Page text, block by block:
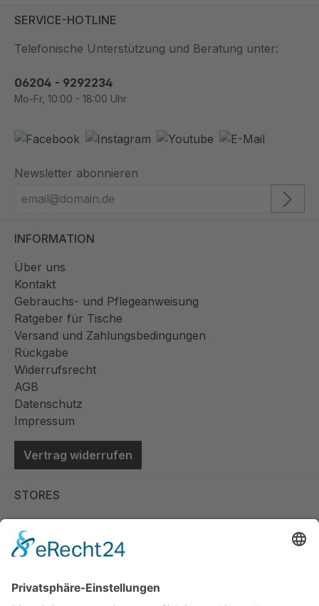
SERVICE-HOTLINE
Telefonische Unterstützung und Beratung unter:
06204 - 9292234
Mo-Fr, 10:00 - 18:00 Uhr
Newsletter abonnieren
INFORMATION
Über uns
Kontakt
Gebrauchs- und Pflegeanweisung
Ratgeber für Tische
Versand und Zahlungsbedingungen
Rückgabe
Widerrufsrecht
AGB
Datenschutz
Impressum
Vertrag widerrufen
STORES
Store Viernheim
Store Berlin
Handelspartner Köln
SICHERE BEZAHLUNG